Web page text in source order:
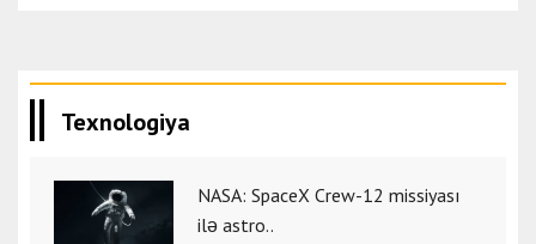
Texnologiya
NASA: SpaceX Crew-12 missiyası
ilə astro..